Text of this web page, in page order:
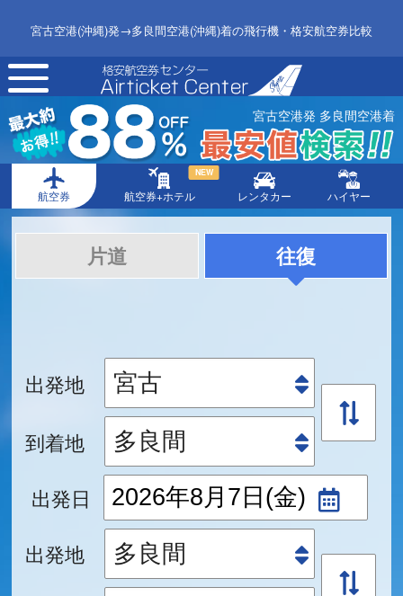
宮古空港(沖縄)発→多良間空港(沖縄)着の飛行機・格安航空券比較
toggle
navigation
宮古空港発 多良間空港着
航空券 航空券+ホテル
NEW
レンタカー ハイヤー
片道 往復
出発地
到着地
出発日
出発地